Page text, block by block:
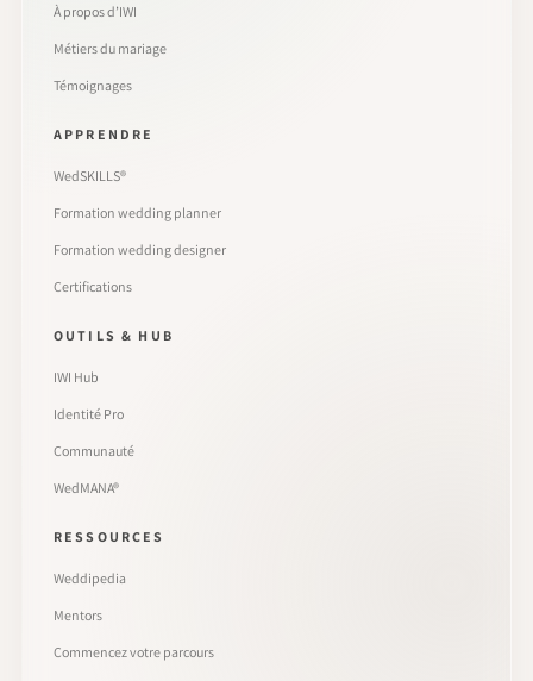
À propos d’IWI
Métiers du mariage
Témoignages
APPRENDRE
WedSKILLS®
Formation wedding planner
Formation wedding designer
Certifications
OUTILS & HUB
IWI Hub
Identité Pro
Communauté
WedMANA®
RESSOURCES
Weddipedia
Mentors
Commencez votre parcours